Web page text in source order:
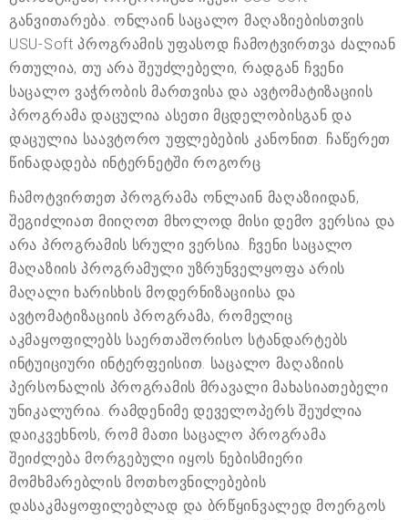
განვითარება. ონლაინ საცალო მაღაზიებისთვის
USU-Soft პროგრამის უფასოდ ჩამოტვირთვა ძალიან
რთულია, თუ არა შეუძლებელი, რადგან ჩვენი
საცალო ვაჭრობის მართვისა და ავტომატიზაციის
პროგრამა დაცულია ასეთი მცდელობისგან და
დაცულია საავტორო უფლებების კანონით. ჩაწერეთ
წინადადება ინტერნეტში როგორც
ჩამოტვირთეთ პროგრამა ონლაინ მაღაზიიდან,
შეგიძლიათ მიიღოთ მხოლოდ მისი დემო ვერსია და
არა პროგრამის სრული ვერსია. ჩვენი საცალო
მაღაზიის პროგრამული უზრუნველყოფა არის
მაღალი ხარისხის მოდერნიზაციისა და
ავტომატიზაციის პროგრამა, რომელიც
აკმაყოფილებს საერთაშორისო სტანდარტებს
ინტუიციური ინტერფეისით. საცალო მაღაზიის
პერსონალის პროგრამის მრავალი მახასიათებელი
უნიკალურია. რამდენიმე დეველოპერს შეუძლია
დაიკვეხნოს, რომ მათი საცალო პროგრამა
შეიძლება მორგებული იყოს ნებისმიერი
მომხმარებლის მოთხოვნილებების
დასაკმაყოფილებლად და ბრწყინვალედ მოერგოს